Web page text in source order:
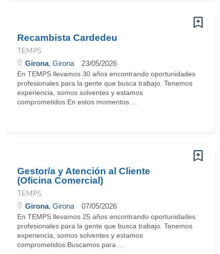
Recambista Cardedeu
TEMPS
Girona, Girona 23/05/2026
En TEMPS llevamos 30 años encontrando oportunidades
profesionales para la gente que busca trabajo. Tenemos
experiencia, somos solventes y estamos
comprometidos.En estos momentos ...
Gestor/a y Atención al Cliente
(Oficina Comercial)
TEMPS
Girona, Girona 07/05/2026
En TEMPS llevamos 25 años encontrando oportunidades
profesionales para la gente que busca trabajo. Tenemos
experiencia, somos solventes y estamos
comprometidos.Buscamos para ...